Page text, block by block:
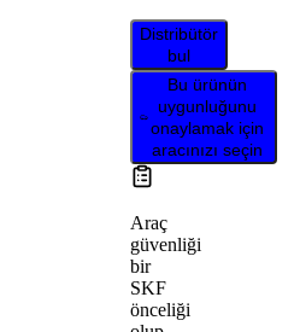
Distribütör
bul
Bu ürünün
uygunluğunu
onaylamak için
aracınızı seçin
Araç
güvenliği
bir
SKF
önceliği